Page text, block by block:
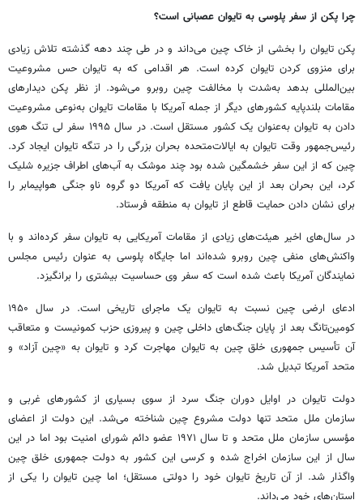
چرا پکن از سفر پلوسی به تایوان عصبانی است؟
پکن تایوان را بخشی از خاک چین می‌داند و در طی چند دهه گذشته تلاش زیادی
برای منزوی کردن تایوان کرده است. هر اقدامی که به تایوان حس مشروعیت
بین‌المللی بدهد به‌شدت با مخالفت چین روبرو می‌شود. از نظر پکن دیدارهای
مقامات بلندپایه کشورهای دیگر از جمله آمریکا با مقامات تایوان به‌نوعی مشروعیت
دادن به تایوان به‌عنوان یک کشور مستقل است. در سال ۱۹۹۵ سفر لی تنگ هوی
رئیس‌جمهور وقت تایوان به ایالات‌متحده بحران بزرگی را در تنگه تایوان ایجاد کرد.
چین که از این سفر خشمگین شده بود چند موشک به آب‌های اطراف جزیره شلیک
کرد، این بحران بعد از این پایان یافت که آمریکا دو گروه ناو جنگی هواپیمابر را
برای نشان دادن حمایت قاطع از تایوان به منطقه فرستاد.
در سال‌های اخیر هیئت‌های زیادی از مقامات آمریکایی به تایوان سفر کرده‌اند و با
واکنش‌های منفی چین روبرو شده‌اند اما جایگاه پلوسی به عنوان رئیس مجلس
نمایندگان آمریکا باعث شده است که سفر وی حساسیت بیشتری را برانگیزد.
ادعای ارضی چین نسبت به تایوان یک ماجرای تاریخی است. در سال ۱۹۵۰
کومین‌تانگ بعد از پایان جنگ‌های داخلی چین و پیروزی حزب کمونیست و متعاقب
آن تأسیس جمهوری خلق چین به تایوان مهاجرت کرد و تایوان به «چین آزاد» و
متحد آمریکا تبدیل شد.
دولت تایوان در اوایل دوران جنگ سرد از سوی بسیاری از کشورهای غربی و
سازمان ملل متحد تنها دولت مشروع چین شناخته می‌شد. این دولت از اعضای
مؤسس سازمان ملل متحد و تا سال ۱۹۷۱ عضو دائم شورای امنیت بود اما در این
سال از این سازمان اخراج شده و کرسی این کشور به دولت جمهوری خلق چین
واگذار شد. از آن تاریخ تایوان خود را دولتی مستقل؛ اما چین تایوان را یکی از